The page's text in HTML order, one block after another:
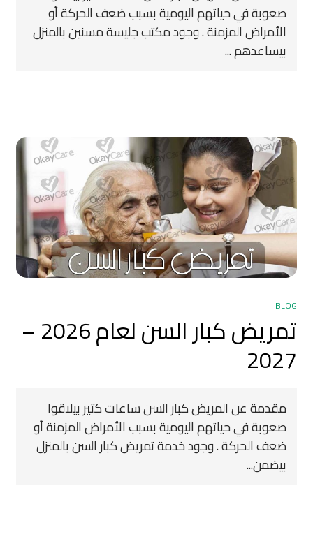
صعوبة في حياتهم اليومية بسبب ضعف الحركة أو
الأمراض المزمنة . وجود مكتب جليسة مسنين بالمنزل
بيساعدهم ...
BLOG
تمريض كبار السن لعام 2026 –
2027
مقدمة عن المريض كبار السن ساعات كتير بيلاقوا
صعوبة في حياتهم اليومية بسبب الأمراض المزمنة أو
ضعف الحركة . وجود خدمة تمريض كبار السن بالمنزل
بيضمن...